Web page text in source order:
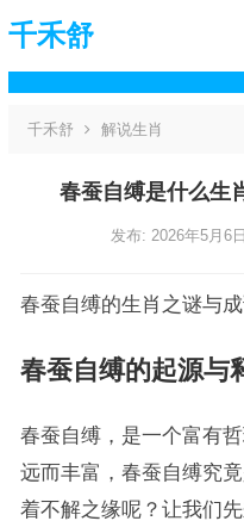
千禾舒
千禾舒 解说生肖
春蚕自缚是什么生
发布: 2026年5月6日
春蚕自缚的生肖之谜与
春蚕自缚的起源与
春蚕自缚，是一个富有
远而丰富，春蚕自缚究
着不解之缘呢？让我们